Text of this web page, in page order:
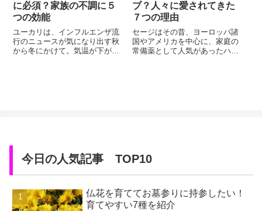
に必須？家族の不調に５
つの効能
ユーカリは、インフルエンザ流
行のニュースが気になり出す秋
から冬にかけて。気温が下がっ
ブ？人々に愛されてきた
７つの理由
セージはその昔、ヨーロッパ諸
国やアメリカを中心に、家庭の
常備薬として人気があったハー
今日の人気記事 TOP10
仏花を育ててお墓参りに持参したい！
育てやすい7種を紹介